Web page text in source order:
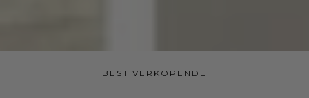
BEST VERKOPENDE